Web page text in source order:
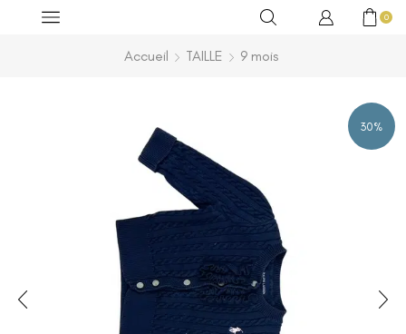
0
Accueil TAILLE 9 mois
30%